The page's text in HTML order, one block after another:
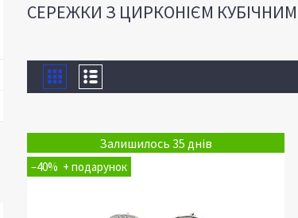
СЕРЕЖКИ З ЦИРКОНІЄМ КУБІЧНИМ
Залишилось 35 днів
–40%